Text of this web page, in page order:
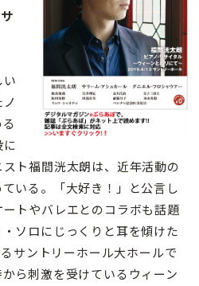
ト福間洸太朗は、近年活動の
いる。「大好き！」と公言し
トやバレエとのコラボも話題
ソロにじっくりと耳を傾けた
サントリーホール大ホールで
ら刺激を受けているウィーン